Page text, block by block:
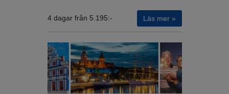
4 dagar från 5.195:- Läs mer »